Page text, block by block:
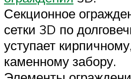
Секционное
сетки 3D по
уступает
каменному забору.